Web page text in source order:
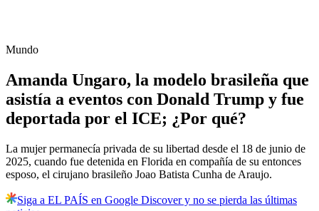
Mundo
Amanda Ungaro, la modelo brasileña que
asistía a eventos con Donald Trump y fue
deportada por el ICE; ¿Por qué?
La mujer permanecía privada de su libertad desde el 18 de junio de
2025, cuando fue detenida en Florida en compañía de su entonces
esposo, el cirujano brasileño Joao Batista Cunha de Araujo.
Siga a EL PAÍS en Google Discover y no se pierda las últimas